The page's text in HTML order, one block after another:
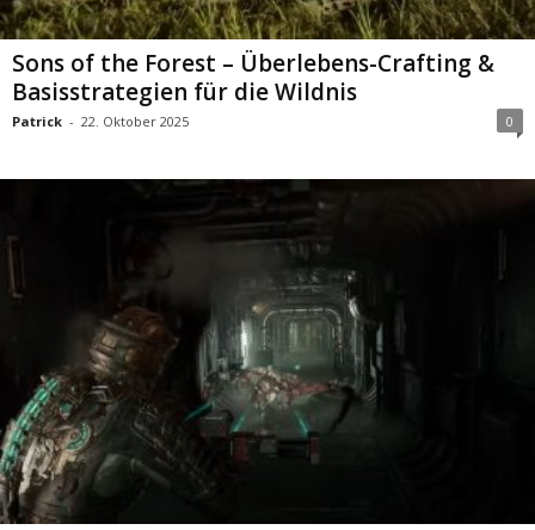
Sons of the Forest – Überlebens-Crafting &
Basisstrategien für die Wildnis
Patrick - 22. Oktober 2025 0